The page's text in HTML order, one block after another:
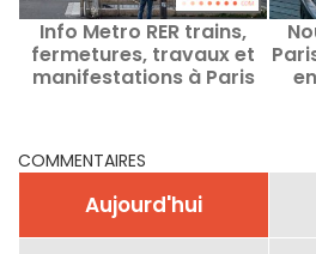
Info Metro RER trains,
fermetures, travaux et
manifestations à Paris
COMMENTAIRES
Aujourd'hui